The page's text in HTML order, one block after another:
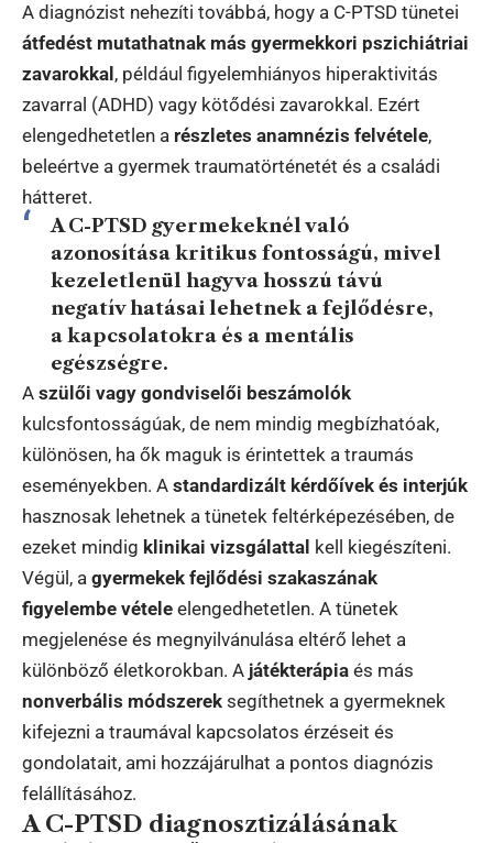
A diagnózist nehezíti továbbá, hogy a C-PTSD tünetei
átfedést mutathatnak más gyermekkori pszichiátriai
zavarokkal , például figyelemhiányos hiperaktivitás
zavarral (ADHD) vagy kötődési zavarokkal. Ezért
elengedhetetlen a részletes anamnézis felvétele,
beleértve a gyermek traumatörténetét és a családi
hátteret.
A C-PTSD gyermekeknél való
azonosítása kritikus fontosságú, mivel
kezeletlenül hagyva hosszú távú
negatív hatásai lehetnek a fejlődésre,
a kapcsolatokra és a mentális
egészségre.
A szülői vagy gondviselői beszámolók
kulcsfontosságúak, de nem mindig megbízhatóak,
különösen, ha ők maguk is érintettek a traumás
eseményekben. A standardizált kérdőívek és interjúk
hasznosak lehetnek a tünetek feltérképezésében, de
ezeket mindig klinikai vizsgálattal kell kiegészíteni.
Végül, a gyermekek fejlődési szakaszának
figyelembe vétele elengedhetetlen. A tünetek
megjelenése és megnyilvánulása eltérő lehet a
különböző életkorokban. A játékterápia és más
nonverbális módszerek segíthetnek a gyermeknek
kifejezni a traumával kapcsolatos érzéseit és
gondolatait, ami hozzájárulhat a pontos diagnózis
felállításához.
A C-PTSD diagnosztizálásának